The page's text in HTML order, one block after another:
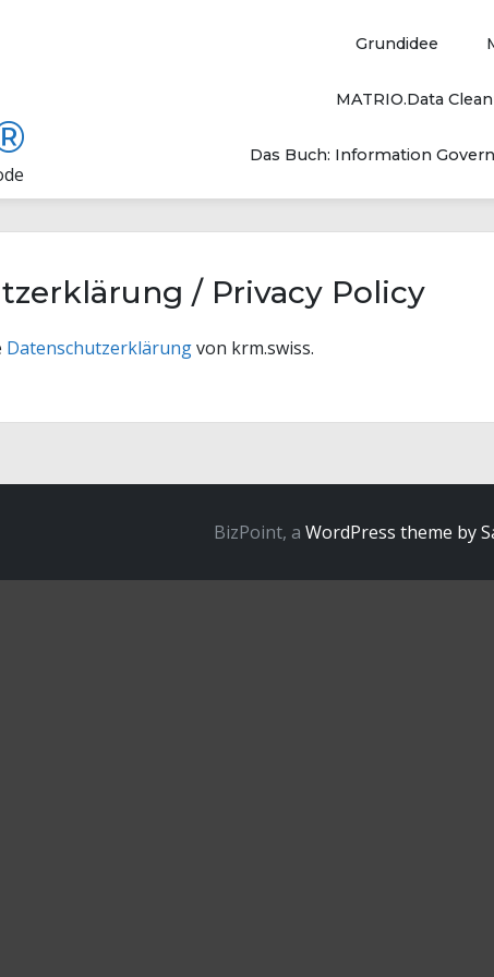
Grundidee
MATRIO.Data
Das Buch: Information
/ Privacy Policy
Datenschutzerklärungvon krm.swiss.
BizPoint, a WordPress theme by